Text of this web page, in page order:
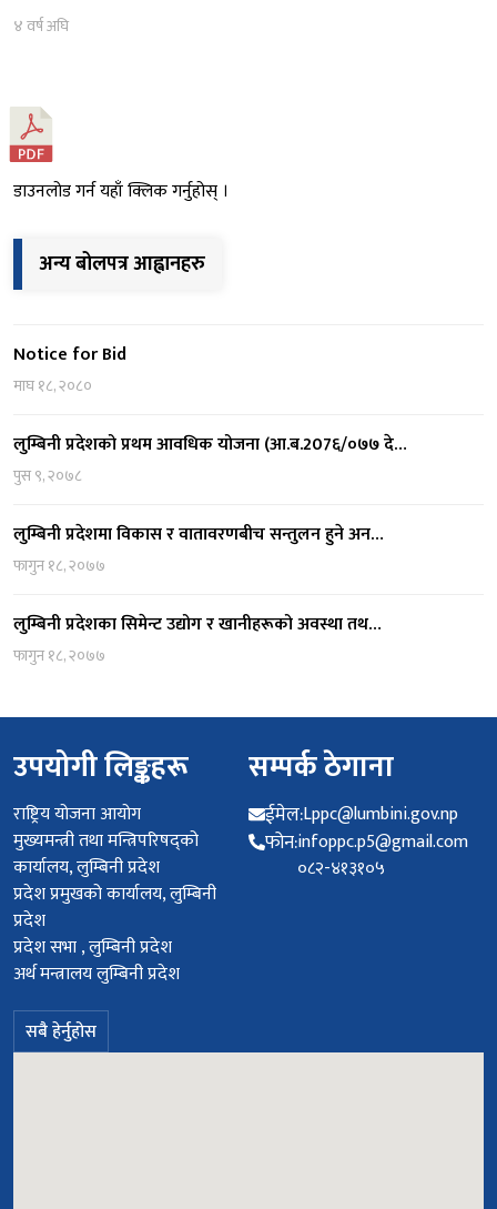
४ वर्ष अघि
डाउनलोड गर्न यहाँ क्लिक गर्नुहोस् ।
अन्य बोलपत्र आह्वानहरु
Notice for Bid
माघ १८, २०८०
लुम्बिनी प्रदेशको प्रथम आवधिक योजना (आ.ब.207६/०७७ दे…
पुस ९, २०७८
लुम्बिनी प्रदेशमा विकास र वातावरणबीच सन्तुलन हुने अन…
फागुन १८, २०७७
लुम्बिनी प्रदेशका सिमेन्ट उद्योग र खानीहरूको अवस्था तथ…
फागुन १८, २०७७
उपयोगी लिङ्कहरू
राष्ट्रिय योजना आयोग
मुख्यमन्त्री तथा मन्त्रिपरिषद्को
कार्यालय, लुम्बिनी प्रदेश
प्रदेश प्रमुखको कार्यालय, लुम्बिनी
प्रदेश
प्रदेश सभा , लुम्बिनी प्रदेश
अर्थ मन्त्रालय लुम्बिनी प्रदेश
सबै हेर्नुहोस
सम्पर्क ठेगाना
ईमेल:Lppc@lumbini.gov.np
फोन:infoppc.p5@gmail.com
०८२-४१३१०५